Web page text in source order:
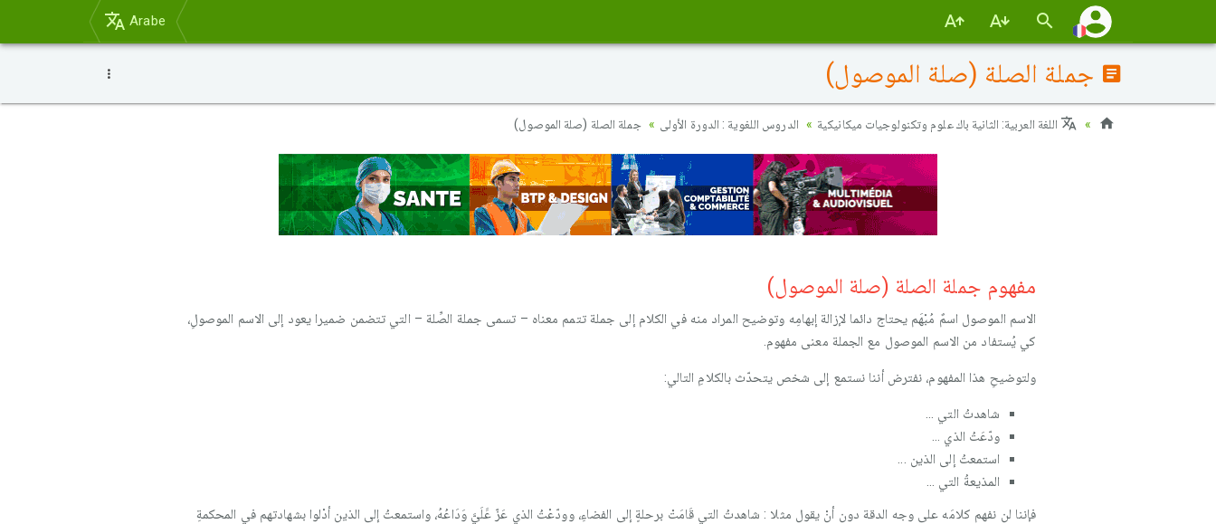
Arabe
جملة الصلة (صلة الموصول)
اللغة العربية: الثانية باك علوم وتكنولوجيات ميكانيكية الدروس اللغوية : الدورة الأولى جملة الصلة (صلة الموصول)
مفهوم جملة الصلة (صلة الموصول)
الاسم الموصول اسمٌ مُبْهَم يحتاج دائما لإزالة إبهامِه وتوضيح المراد منه في الكلام إلى جملة تتمم معناه – تسمى جملة الصِّلة – التي تتضمن ضميرا يعود إلى الاسم الموصولِ،
كي يُستفاد من الاسم الموصول مع الجملة معنى مفهوم.
ولتوضيحِ هذا المفهوم، نفترض أننا نستمع إلى شخص يتحدّث بالكلامِ التالي:
شاهدتُ التي ...
ودّعَتُ الذي ...
استمعتُ إلى الذين ...
المذيعةُ التي ...
فإننا لن نفهم كلامَه على وجه الدقة دون أنْ يقول مثلا : شاهدتُ التي قَامَتْ برحلةٍ إلى الفضاءِ، وودّعْتُ الذي عَزّ عََلَيَّ وَدَاعُهُ، واستمعتُ إلى الذين أدْلوا بشهادتهم في المحكمةِ